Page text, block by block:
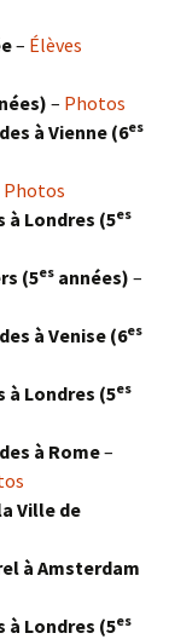
– Élèves
– Photos
à Vienne (6es
Photos
à Londres (5es
(5es années) –
à Venise (6es
à Londres (5es
à Rome–
Ville de
à Amsterdam
à Londres (5es